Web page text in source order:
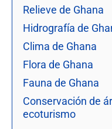
Relieve de Ghana
Hidrografía de
Clima de Ghana
Flora de Ghana
Fauna de Ghana
Conservación de
ecoturismo